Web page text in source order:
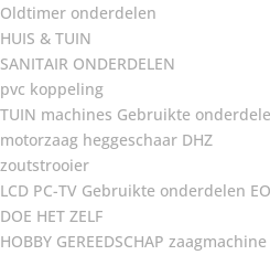
Oldtimer onderdelen
HUIS & TUIN
SANITAIR ONDERDELEN
pvc koppeling
TUIN machines Gebruikte
motorzaag heggeschaar DHZ
zoutstrooier
LCD PC-TV Gebruikte onderdelen EO
DOE HET ZELF
HOBBY GEREEDSCHAP